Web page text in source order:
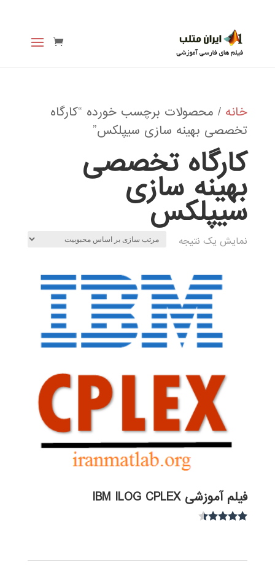
خانه / محصولات برچسب خورده “کارگاه
تخصصی بهینه سازی سیپلکس”
کارگاه تخصصی
بهینه سازی
سیپلکس
نمایش یک نتیجه
فیلم آموزشی IBM ILOG CPLEX